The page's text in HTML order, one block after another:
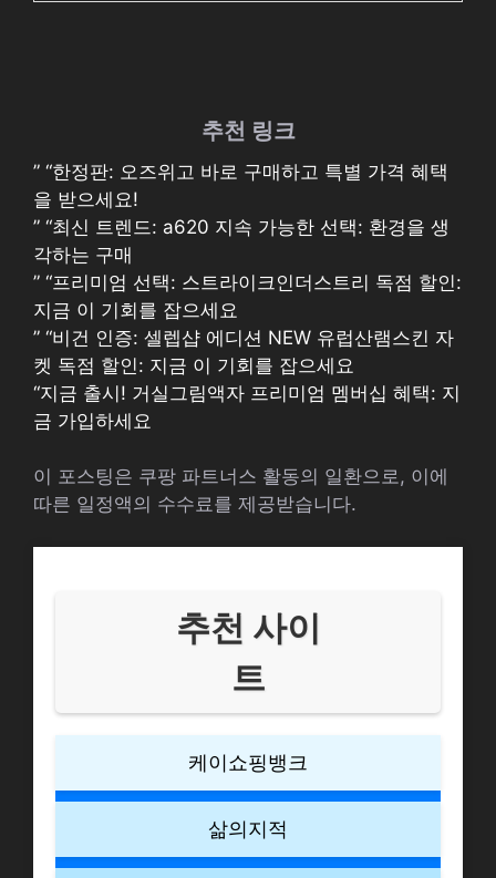
추천 링크
” “한정판: 오즈위고 바로 구매하고 특별 가격 혜택
을 받으세요!
” “최신 트렌드: a620 지속 가능한 선택: 환경을 생
각하는 구매
” “프리미엄 선택: 스트라이크인더스트리 독점 할인:
지금 이 기회를 잡으세요
” “비건 인증: 셀렙샵 에디션 NEW 유럽산램스킨 자
켓 독점 할인: 지금 이 기회를 잡으세요
“지금 출시! 거실그림액자 프리미엄 멤버십 혜택: 지
금 가입하세요
이 포스팅은 쿠팡 파트너스 활동의 일환으로, 이에
따른 일정액의 수수료를 제공받습니다.
추천 사이
트
케이쇼핑뱅크
삶의지적